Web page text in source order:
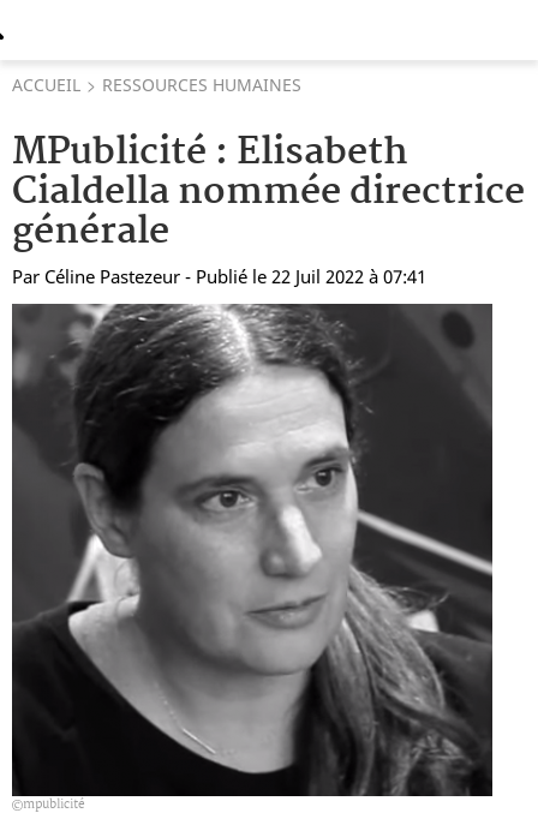
ACCUEIL RESSOURCES HUMAINES
MPublicité : Elisabeth
Cialdella nommée directrice
générale
Par Céline Pastezeur - Publié le 22 Juil 2022 à 07:41
mpublicité